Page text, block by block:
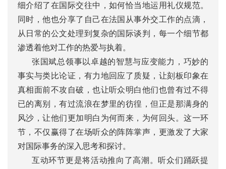
细介绍了在国际交往中，如何恰当地运用礼仪规范。
同时，他也分享了自己在法国从事外交工作的点滴，
从日常的公文处理到复杂的国际谈判，每一个细节都
渗透着他对工作的热爱与执着。
张国斌总领事以卓越的智慧与应变能力，巧妙的
事实与类比论证，有力地回应了质疑，让刻板印象在
真相面前不攻自破，也让听众明白他们也曾有过不得
已的离别，有过流浪在梦里的彷徨，但正是那满身的
风沙，让他们更加明白为何而来，为何回头。这一环
节，不仅赢得了在场听众的阵阵掌声，更激发了大家
对国际事务的深入思考和探讨。
互动环节更是将活动推向了高潮。听众们踊跃提